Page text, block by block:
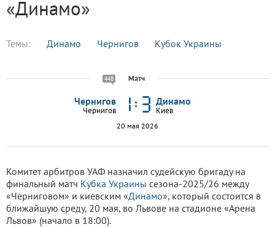
«Динамо»
Темы: Динамо Чернигов Кубок Украины
448 Матч
Чернигов
Чернигов
Динамо
Киев
20 мая 2026
Комитет арбитров УАФ назначил судейскую бригаду на
финальный матч Кубка Украины сезона-2025/26 между
«Черниговом» и киевским «Динамо», который состоится в
ближайшую среду, 20 мая, во Львове на стадионе «Арена
Львов» (начало в 18:00).